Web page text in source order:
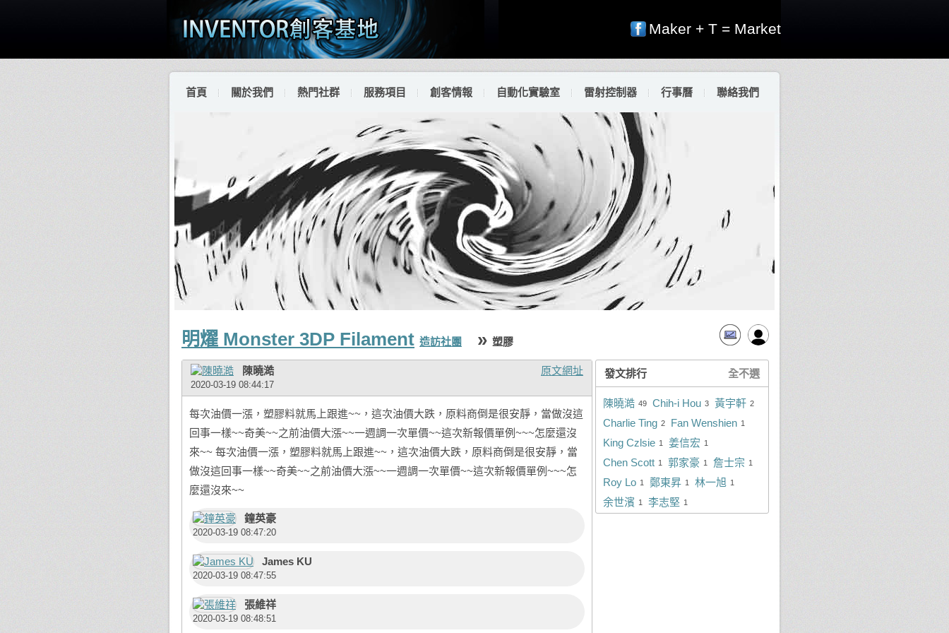
Maker + T = Market
首頁 關於我們 熱門社群 服務項目 創客情報 自動化實驗室 雷射控制器 行事曆 聯絡我們
明燿 Monster 3DP Filament 造訪社團 » 塑膠
原文網址
陳曉澔
2020-03-19 08:44:17
每次油價一漲，塑膠料就馬上跟進~~，這次油價大跌，原料商倒是很安靜，當做沒這
回事一樣~~奇美~~之前油價大漲~~一週調一次單價~~這次新報價單例~~~怎麼還沒
來~~ 每次油價一漲，塑膠料就馬上跟進~~，這次油價大跌，原料商倒是很安靜，當
做沒這回事一樣~~奇美~~之前油價大漲~~一週調一次單價~~這次新報價單例~~~怎
麼還沒來~~
鐘英豪
2020-03-19 08:47:20
James KU
2020-03-19 08:47:55
張維祥
2020-03-19 08:48:51
全不選
發文排行
49
陳曉澔 3
Chih-i Hou 2
黃宇軒
2
Charlie Ting 1
Fan Wenshien
1
King Czlsie 1
姜信宏
1
Chen Scott 1
郭家豪 1
詹士宗
1
Roy Lo 1
鄭東昇 1
林一旭
1
余世濱 1
李志堅